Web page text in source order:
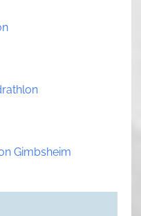
Gimbsheim